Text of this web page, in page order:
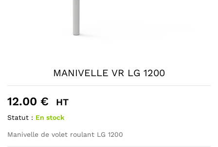
MANIVELLE VR LG 1200
12.00 € HT
Statut : En stock
Manivelle de volet roulant LG 1200